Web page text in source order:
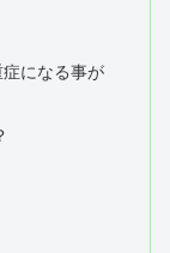
になる事が